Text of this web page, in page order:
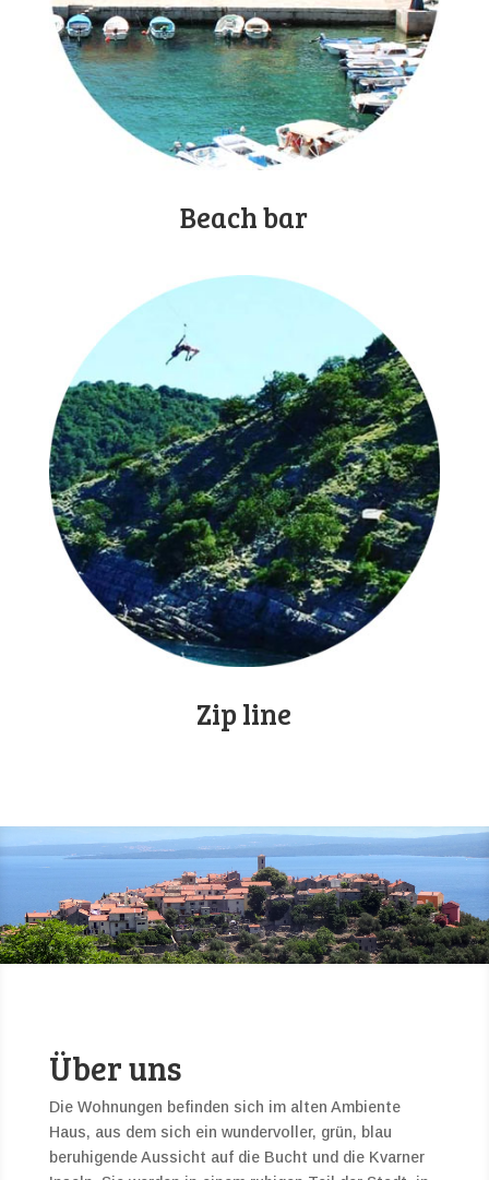
Beach bar
Zip line
Über uns
Die Wohnungen befinden sich im alten Ambiente
Haus, aus dem sich ein wundervoller, grün, blau
beruhigende Aussicht auf die Bucht und die Kvarner